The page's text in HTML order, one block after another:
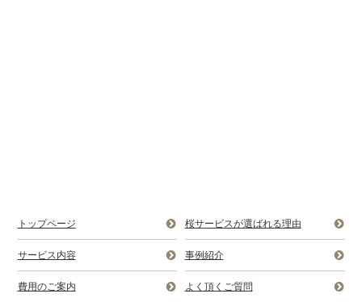
トップページ 桜サービスが選ばれる理由
サービス内容 事例紹介
費用のご案内 よく頂くご質問